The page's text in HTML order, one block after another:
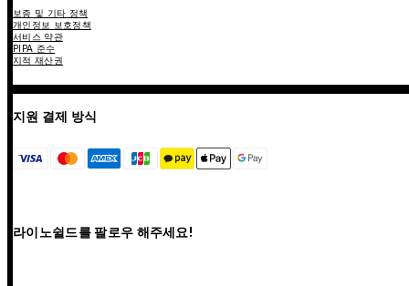
보증 및 기타 정책
개인정보 보호정책
서비스 약관
PIPA 준수
지적 재산권
지원 결제 방식
라이노쉴드를 팔로우 해주세요!